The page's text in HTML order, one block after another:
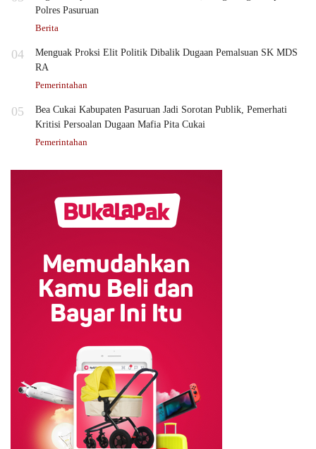
Polres Pasuruan
Berita
04
Menguak Proksi Elit Politik Dibalik Dugaan Pemalsuan SK MDS
RA
Pemerintahan
05
Bea Cukai Kabupaten Pasuruan Jadi Sorotan Publik, Pemerhati
Kritisi Persoalan Dugaan Mafia Pita Cukai
Pemerintahan